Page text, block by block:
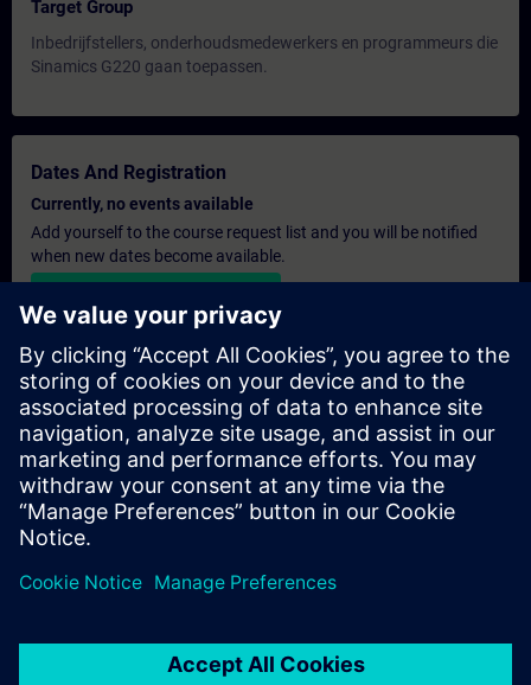
Target Group
Inbedrijfstellers, onderhoudsmedewerkers en programmeurs die
Sinamics G220 gaan toepassen.
Dates And Registration
Currently, no events available
Add yourself to the course request list and you will be notified
when new dates become available.
Personalised Quotation
If you require a standard list price quotation for this training, for
example for your purchasing department, then please click the
link below. You first need to provide some personal details and
after this a quotation will be emailed to you.
Provide Quotation